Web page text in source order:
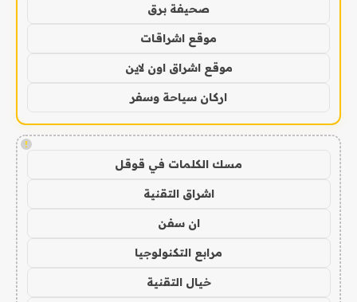
صحيفة برق
موقع اشراقات
موقع اشراق اون لاين
اركان سياحة وسفر
!
مسك الكلمات في قوقل
اشراق التقنية
ان سفن
مرابع التكنولوجيا
خيال التقنية